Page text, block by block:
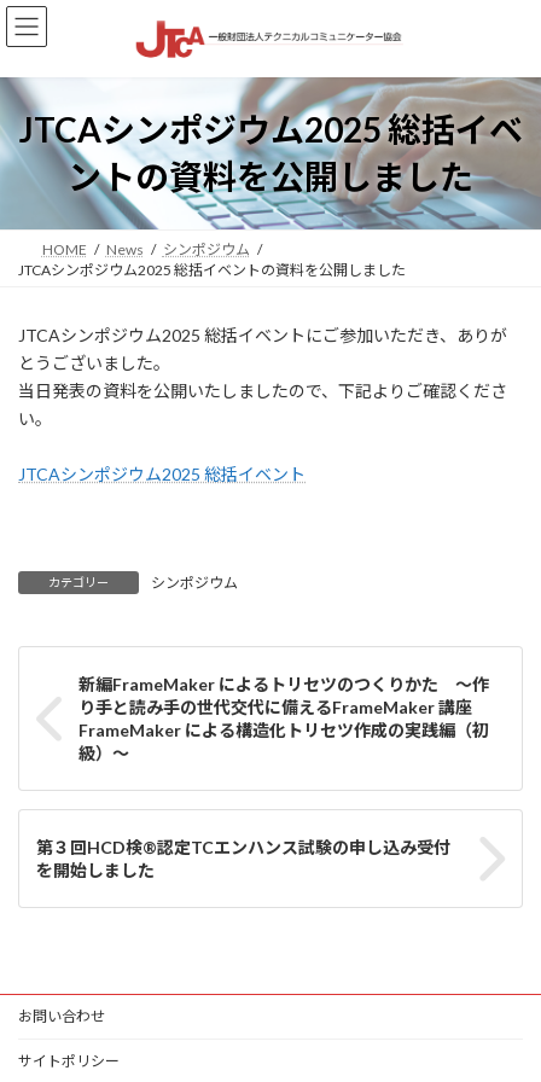
コ
ン
ン
へ
ス
プ
ナ
ビ
ー
ョ
ン
動
JTCAシンポジウム2025 総括イベ
ントの資料を公開しました
HOME News
シンポジウム
JTCAシンポジウム2025 総括イベントの資料を公開しました
JTCAシンポジウム2025 総括イベントにご参加いただき、ありが
とうございました。
当日発表の資料を公開いたしましたので、下記よりご確認くださ
い。
JTCAシンポジウム2025 総括イベント
カテゴリー シンポジウム
新編FrameMaker によるトリセツのつくりかた ～作
り手と読み手の世代交代に備えるFrameMaker 講座
FrameMaker による構造化トリセツ作成の実践編（初
級）～
第３回HCD検®認定TCエンハンス試験の申し込み受付
を開始しました
お問い合わせ
サイトポリシー